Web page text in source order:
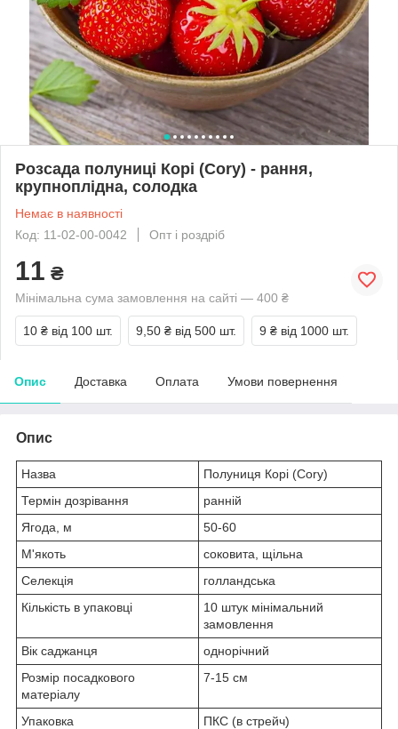
Розсада полуниці Корі (Cory) - рання,
крупноплідна, солодка
Немає в наявності
Код: 11-02-00-0042
Опт і роздріб
11 ₴
Мінімальна сума замовлення на сайті — 400 ₴
10 ₴ від 100 шт. 9,50 ₴ від 500 шт. 9 ₴ від 1000 шт.
Опис Доставка Оплата Умови повернення
Опис
Назва
Полуниця Корі (Cory)
Термін дозрівання
ранній
Ягода, м
50-60
М'якоть
соковита, щільна
Селекція
голландська
Кількість в упаковці
10 штук мінімальний
замовлення
Вік саджанця
однорічний
Розмір посадкового
матеріалу
7-15 см
Упаковка ПКС (в стрейч)